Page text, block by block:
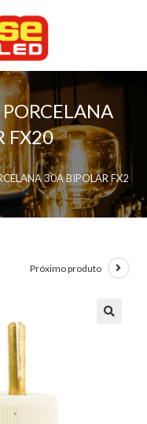
FX20
30A BIPOLAR FX20
Próximo produto